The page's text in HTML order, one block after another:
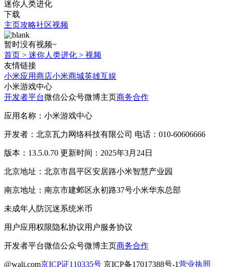
迷你人类进化
下载
主页攻略社区视频
暂时没有视频~
首页 > 迷你人类进化 > 视频
友情链接
小米应用商店小米商城英雄互娱
小米游戏中心
开发者平台微信公众号微博主页商务合作
应用名称：小米游戏中心
开发者：北京瓦力网络科技有限公司 电话：010-60606666
版本：13.5.0.70 更新时间：2025年3月24日
北京地址：北京市昌平区安居路小米智慧产业园
南京地址：南京市建邺区永初路37号小米华东总部
未成年人防沉迷系统米币
用户应用权限隐私协议用户服务协议
开发者平台微信公众号微博主页商务合作
@wali.com京ICP证110335号 京ICP备17017388号-1营业执照